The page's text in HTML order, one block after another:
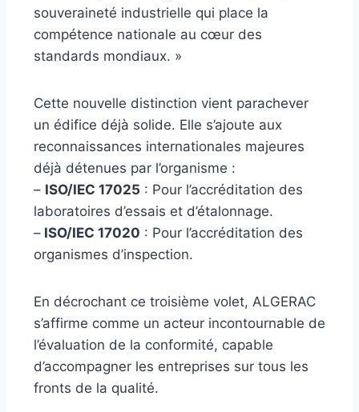
souveraineté industrielle qui place la
compétence nationale au cœur des
standards mondiaux. »
Cette nouvelle distinction vient parachever
un édifice déjà solide. Elle s’ajoute aux
reconnaissances internationales majeures
déjà détenues par l’organisme :
– ISO/IEC 17025 : Pour l’accréditation des
laboratoires d’essais et d’étalonnage.
– ISO/IEC 17020 : Pour l’accréditation des
organismes d’inspection.
En décrochant ce troisième volet, ALGERAC
s’affirme comme un acteur incontournable de
l’évaluation de la conformité, capable
d’accompagner les entreprises sur tous les
fronts de la qualité.